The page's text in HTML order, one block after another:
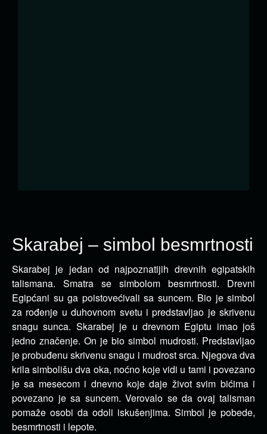
Skarabej – simbol besmrtnosti
Skarabej je jedan od najpoznatijih drevnih egipatskih
talismana. Smatra se simbolom besmrtnosti. Drevni
Egipćani su ga poistovećivali sa suncem. Bio je simbol
za rođenje u duhovnom svetu i predstavljao je skrivenu
snagu sunca. Skarabej je u drevnom Egiptu imao još
jedno značenje. On je bio simbol mudrosti. Predstavljao
je probuđenu skrivenu snagu i mudrost srca. Njegova dva
krila simbolišu dva oka, noćno koje vidi u tami i povezano
je sa mesecom i dnevno koje daje život svim bićima i
povezano je sa suncem. Verovalo se da ovaj talisman
pomaže osobi da odoli iskušenjima. Simbol je pobede,
besmrtnosti i lepote.